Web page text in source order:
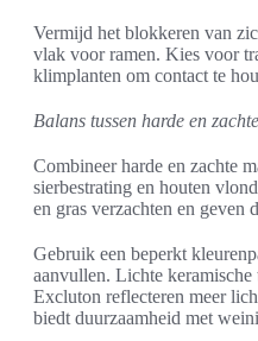
Vermijd het blokkeren van
vlak voor ramen. Kies voor
klimplanten om contact te
Balans tussen harde en
Combineer harde en zachte
sierbestrating en houten
en gras verzachten en geven
Gebruik een beperkt
aanvullen. Lichte keramische
Excluton reflecteren meer
biedt duurzaamheid met